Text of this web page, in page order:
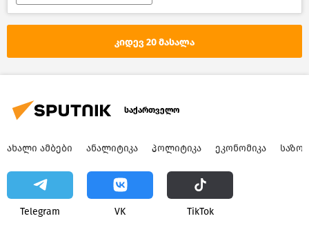
წასაკითხი ამბები საქართველო
კიდევ 20 მასალა
საქართველო
ᲐᲮᲐᲚᲘ ᲐᲛᲑᲔᲑᲘ ᲐᲜᲐᲚᲘᲢᲘᲙᲐ ᲞᲝᲚᲘᲢᲘᲙᲐ ᲔᲙᲝᲜᲝᲛᲘᲙᲐ
Telegram VK ТikТоk